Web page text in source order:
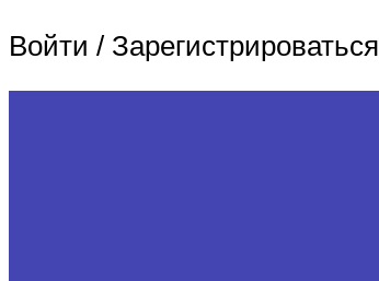
Войти / Зарегистрироваться